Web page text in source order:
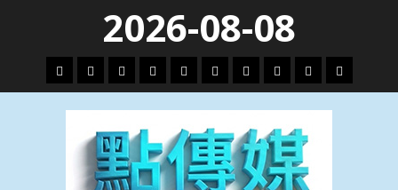
content
2026-08-08
頭
條
財
經
地
方.
會
文
教.
技
專
題
娛
樂
劇
政
治
國
際
運
動
生
活